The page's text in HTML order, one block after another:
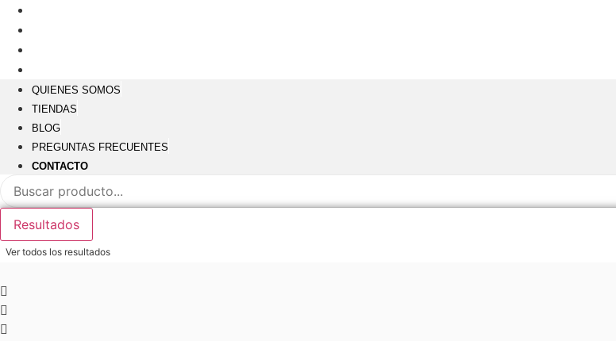
contenido
QUIENES SOMOS
TIENDAS
BLOG
PREGUNTAS FRECUENTES
CONTACTO
Resultados
Ver todos los resultados